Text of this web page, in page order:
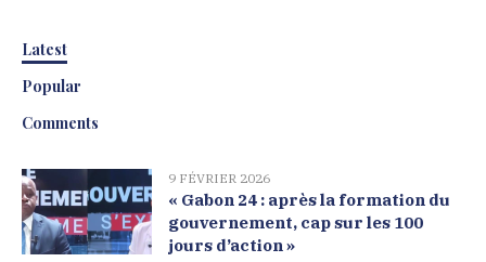
Latest
Popular
Comments
9 FÉVRIER 2026
« Gabon 24 : après la formation du
gouvernement, cap sur les 100
jours d’action »